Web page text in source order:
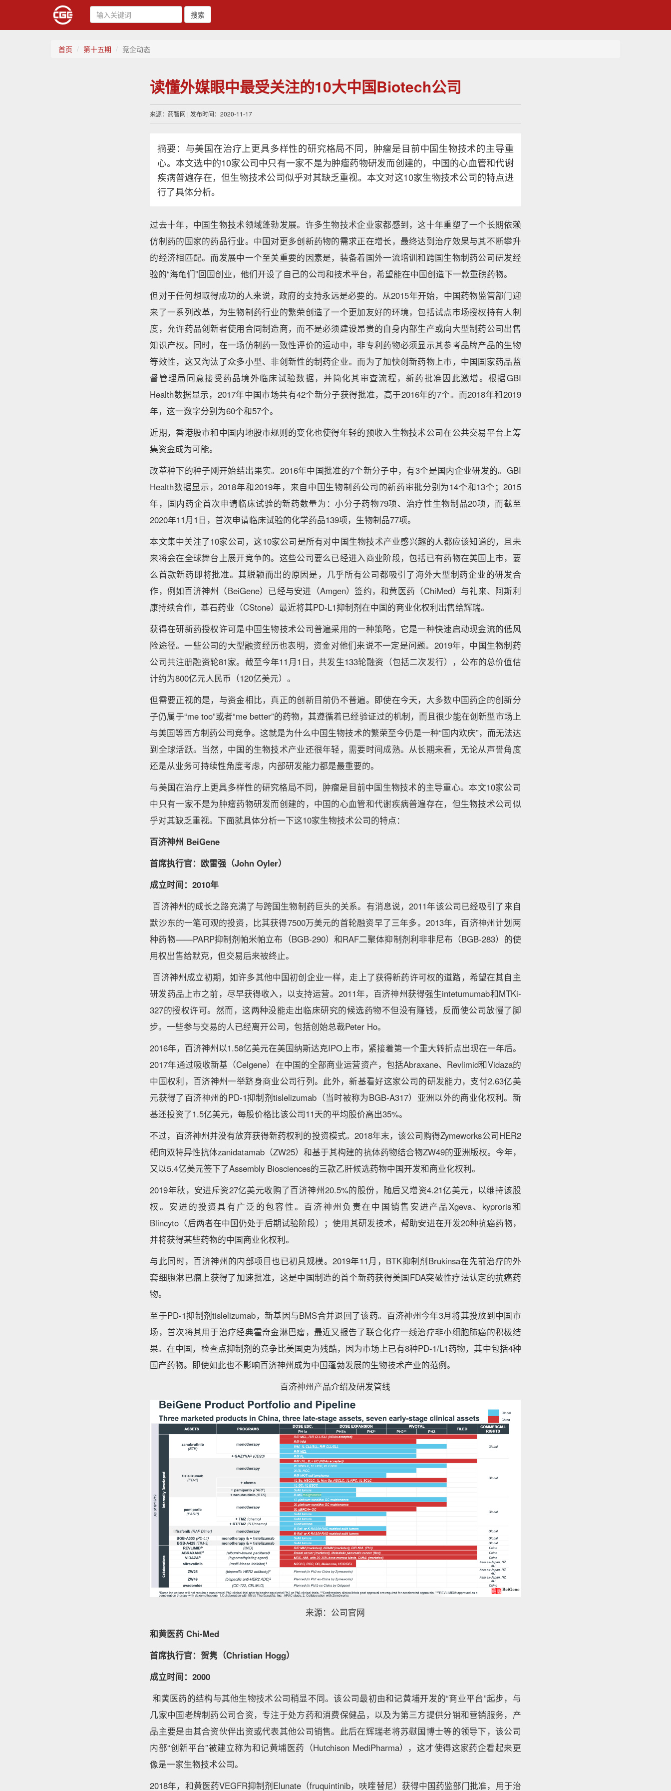
搜索
首页 第十五期 竞企动态
读懂外媒眼中最受关注的10大中国Biotech公司
来源：药智网 | 发布时间：2020-11-17
摘要：与美国在治疗上更具多样性的研究格局不同，肿瘤是目前中国生物技术的主导重
心。本文选中的10家公司中只有一家不是为肿瘤药物研发而创建的，中国的心血管和代谢
疾病普遍存在，但生物技术公司似乎对其缺乏重视。本文对这10家生物技术公司的特点进
行了具体分析。
过去十年，中国生物技术领域蓬勃发展。许多生物技术企业家都感到，这十年重塑了一个长期依赖
仿制药的国家的药品行业。中国对更多创新药物的需求正在增长，最终达到治疗效果与其不断攀升
的经济相匹配。而发展中一个至关重要的因素是，装备着国外一流培训和跨国生物制药公司研发经
验的“海龟们”回国创业，他们开设了自己的公司和技术平台，希望能在中国创造下一款重磅药物。
但对于任何想取得成功的人来说，政府的支持永远是必要的。从2015年开始，中国药物监管部门迎
来了一系列改革，为生物制药行业的繁荣创造了一个更加友好的环境，包括试点市场授权持有人制
度，允许药品创新者使用合同制造商，而不是必须建设昂贵的自身内部生产或向大型制药公司出售
知识产权。同时，在一场仿制药一致性评价的运动中，非专利药物必须显示其参考品牌产品的生物
等效性，这又淘汰了众多小型、非创新性的制药企业。而为了加快创新药物上市，中国国家药品监
督管理局同意接受药品境外临床试验数据，并简化其审查流程，新药批准因此激增。根据GBI
Health数据显示，2017年中国市场共有42个新分子获得批准，高于2016年的7个。而2018年和2019
年，这一数字分别为60个和57个。
近期，香港股市和中国内地股市规则的变化也使得年轻的预收入生物技术公司在公共交易平台上筹
集资金成为可能。
改革种下的种子刚开始结出果实。2016年中国批准的7个新分子中，有3个是国内企业研发的。GBI
Health数据显示，2018年和2019年，来自中国生物制药公司的新药审批分别为14个和13个；2015
年，国内药企首次申请临床试验的新药数量为：小分子药物79项、治疗性生物制品20项，而截至
2020年11月1日，首次申请临床试验的化学药品139项，生物制品77项。
本文集中关注了10家公司，这10家公司是所有对中国生物技术产业感兴趣的人都应该知道的，且未
来将会在全球舞台上展开竞争的。这些公司要么已经进入商业阶段，包括已有药物在美国上市，要
么首款新药即将批准。其脱颖而出的原因是，几乎所有公司都吸引了海外大型制药企业的研发合
作，例如百济神州（BeiGene）已经与安进（Amgen）签约，和黄医药（ChiMed）与礼来、阿斯利
康持续合作，基石药业（CStone）最近将其PD-L1抑制剂在中国的商业化权利出售给辉瑞。
获得在研新药授权许可是中国生物技术公司普遍采用的一种策略，它是一种快速启动现金流的低风
险途径。一些公司的大型融资经历也表明，资金对他们来说不一定是问题。2019年，中国生物制药
公司共注册融资轮81家。截至今年11月1日，共发生133轮融资（包括二次发行），公布的总价值估
计约为800亿元人民币（120亿美元）。
但需要正视的是，与资金相比，真正的创新目前仍不普遍。即使在今天，大多数中国药企的创新分
子仍属于“me too”或者“me better”的药物，其遵循着已经验证过的机制，而且很少能在创新型市场上
与美国等西方制药公司竞争。这就是为什么中国生物技术的繁荣至今仍是一种“国内欢庆”，而无法达
到全球活跃。当然，中国的生物技术产业还很年轻，需要时间成熟。从长期来看，无论从声誉角度
还是从业务可持续性角度考虑，内部研发能力都是最重要的。
与美国在治疗上更具多样性的研究格局不同，肿瘤是目前中国生物技术的主导重心。本文10家公司
中只有一家不是为肿瘤药物研发而创建的，中国的心血管和代谢疾病普遍存在，但生物技术公司似
乎对其缺乏重视。下面就具体分析一下这10家生物技术公司的特点：
百济神州 BeiGene
首席执行官：欧雷强（John Oyler）
成立时间：2010年
百济神州的成长之路充满了与跨国生物制药巨头的关系。有消息说，2011年该公司已经吸引了来自
默沙东的一笔可观的投资，比其获得7500万美元的首轮融资早了三年多。2013年，百济神州计划两
种药物——PARP抑制剂帕米帕立布（BGB-290）和RAF二聚体抑制剂利非非尼布（BGB-283）的使
用权出售给默克，但交易后来被终止。
百济神州成立初期，如许多其他中国初创企业一样，走上了获得新药许可权的道路，希望在其自主
研发药品上市之前，尽早获得收入，以支持运营。2011年，百济神州获得强生intetumumab和MTKi-
327的授权许可。然而，这两种没能走出临床研究的候选药物不但没有赚钱，反而使公司放慢了脚
步。一些参与交易的人已经离开公司，包括创始总裁Peter Ho。
2016年，百济神州以1.58亿美元在美国纳斯达克IPO上市，紧接着第一个重大转折点出现在一年后。
2017年通过吸收新基（Celgene）在中国的全部商业运营资产，包括Abraxane、Revlimid和Vidaza的
中国权利，百济神州一举跻身商业公司行列。此外，新基看好这家公司的研发能力，支付2.63亿美
元获得了百济神州的PD-1抑制剂tislelizumab（当时被称为BGB-A317）亚洲以外的商业化权利。新
基还投资了1.5亿美元，每股价格比该公司11天的平均股价高出35%。
不过，百济神州并没有放弃获得新药权利的投资模式。2018年末，该公司购得Zymeworks公司HER2
靶向双特异性抗体zanidatamab（ZW25）和基于其构建的抗体药物结合物ZW49的亚洲版权。今年，
又以5.4亿美元签下了Assembly Biosciences的三款乙肝候选药物中国开发和商业化权利。
2019年秋，安进斥资27亿美元收购了百济神州20.5%的股份，随后又增资4.21亿美元，以维持该股
权。安进的投资具有广泛的包容性。百济神州负责在中国销售安进产品Xgeva、kyproris和
Blincyto（后两者在中国仍处于后期试验阶段）；使用其研发技术，帮助安进在开发20种抗癌药物，
并将获得某些药物的中国商业化权利。
与此同时，百济神州的内部项目也已初具规模。2019年11月，BTK抑制剂Brukinsa在先前治疗的外
套细胞淋巴瘤上获得了加速批准，这是中国制造的首个新药获得美国FDA突破性疗法认定的抗癌药
物。
至于PD-1抑制剂tislelizumab，新基因与BMS合并退回了该药。百济神州今年3月将其投放到中国市
场，首次将其用于治疗经典霍奇金淋巴瘤，最近又报告了联合化疗一线治疗非小细胞肺癌的积极结
果。在中国，检查点抑制剂的竞争比美国更为残酷，因为市场上已有8种PD-1/L1药物，其中包括4种
国产药物。即使如此也不影响百济神州成为中国蓬勃发展的生物技术产业的范例。
百济神州产品介绍及研发管线
来源：公司官网
和黄医药 Chi-Med
首席执行官：贺隽（Christian Hogg）
成立时间：2000
和黄医药的结构与其他生物技术公司稍显不同。该公司最初由和记黄埔开发的“商业平台”起步，与
几家中国老牌制药公司合资，专注于处方药和消费保健品，以及为第三方提供分销和营销服务，产
品主要是由其合资伙伴出资或代表其他公司销售。此后在辉瑞老将苏慰国博士等的领导下，该公司
内部“创新平台”被建立称为和记黄埔医药（Hutchison MediPharma），这才使得这家药企看起来更
像是一家生物技术公司。
2018年，和黄医药VEGFR抑制剂Elunate（fruquintinib，呋喹替尼）获得中国药监部门批准，用于治